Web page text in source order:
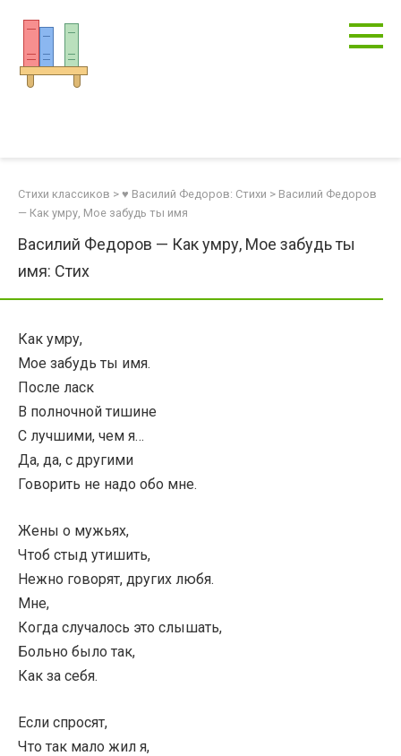
контенту
Стихи классиков > ♥ Василий Федоров: Стихи > Василий Федоров
— Как умру, Мое забудь ты имя
Василий Федоров — Как умру, Мое забудь ты
имя: Стих
Как умру,
Мое забудь ты имя.
После ласк
В полночной тишине
С лучшими, чем я…
Да, да, с другими
Говорить не надо обо мне.
Жены о мужьях,
Чтоб стыд утишить,
Нежно говорят, других любя.
Мне,
Когда случалось это слышать,
Больно было так,
Как за себя.
Если спросят,
Что так мало жил я,